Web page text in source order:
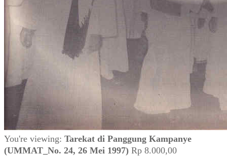
You're viewing: Tarekat di Panggung Kampanye
(UMMAT_No. 24, 26 Mei 1997) Rp 8.000,00